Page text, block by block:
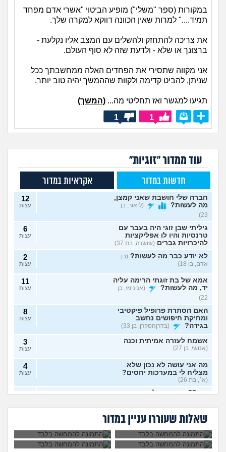
במקורות (ספר "משלי") מופיע הביטוי "אשרי אדם מפחד
תמיד...." למרות שאין הכוונה דווקא למקרה שלך.
את צריכה להתחזק ולהשלים עם המצב אליו נקלעת -
ברצונך או שלא - ולדעת שזה לא סוף העולם.
אני מקווה שתסירי את הפחדים האלה ממחשבתך ככל
שניתן, להביט קדימה ולקוות שההמשך יהיה טוב יותר.
תגיעו למגשר ואז תחליטי מה... (המשך)
1
1
עוד ממדור "זוגיות"
חדשות במדור אקראיות במדור
חברה שלי חושבת שאני קמצן,
מה לעשות?
(ליאור, בן
23)
12
עצות
גיליתי שבן זוגי היה בעבר עם
טרנסיות והיו לו אפליקציות
להיכרויות גברים (שושנה, בת 37)
6
עצות
לא יודע כבר מה לעשות? (בן
אדם, בן 18)
2
עצות
אמא של בת זוגתי הרימה עליה
יד, מה לעשות?
(אנונימי, בן
22)
11
עצות
האם הסתרת פרופיל פיקטיבי
ומחיקת חיפושים נחשב
בגידה?
(בדרןהסקרן, בן 33)
8
עצות
אשמח לעזרה אמיתית וכנה
(אנושי, בן 27)
3
עצות
מה אני עושה לא נכון שלא
מצליח לי במערכות יחסים?
(א׳, בת 26)
4
עצות
בת 28 ואף פעם לא הייתי
בדייט ראשון?
(רווקה, בת 28)
6
אקסית מתנהגת מוזר?
(אנונימי,
בן 33)
3
עצות
בחיים לא הייתי בזוגיות ואני לא
7
שאלות שעוררו עניין במדור
אבא של בעלי מסתכל
מה לעשות?
האם להתגרש בשביל
ריגוש?
מה לעשות עם
העובדה שאשתי
הרימה עליי ידיים?
הוא התאהב בבחורה